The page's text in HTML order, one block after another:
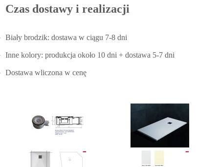
Czas dostawy i realizacji
Biały brodzik: dostawa w ciągu 7-8 dni
Inne kolory: produkcja około 10 dni + dostawa 5-7 dni
Dostawa wliczona w cenę